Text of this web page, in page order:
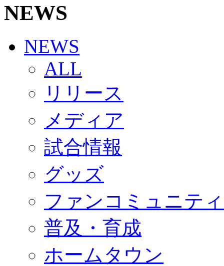
Jリーグ運営管理規定
写真・動画使用ガイドライン
SCHEDULE
2026/27
練習見学時のファンサービスについて
TICKET
奈良クラブ明治安田J3リーグ2026/27シーズン試
奈良クラブ明治安田Ｊ3リーグ 2026/27シーズン「
観戦ルール＆マナー
2026/27ファンコミュニティ
サポートショップ
GOODS
オフィシャルストア（実店舗）
オンラインストア
ACADEMY
アカデミーについて
コーチ&スタッフ
ジュニア
ジュニアユース
ユース
練習拠点（ナラディーア）
SCHOOL
CLUB
NEWS
NEWS
ALL
リリース
メディア
試合情報
グッズ
ファンコミュニティ
普及・育成
ホームタウン